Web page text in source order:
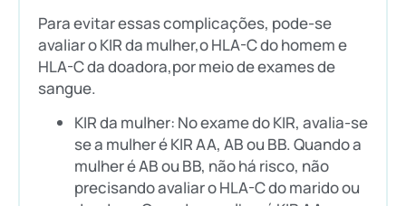
Para evitar essas complicações, pode-se
avaliar o KIR da mulher,o HLA-C do homem e
HLA-C da doadora,por meio de exames de
sangue.
KIR da mulher: No exame do KIR, avalia-se
se a mulher é KIR AA, AB ou BB. Quando a
mulher é AB ou BB, não há risco, não
precisando avaliar o HLA-C do marido ou